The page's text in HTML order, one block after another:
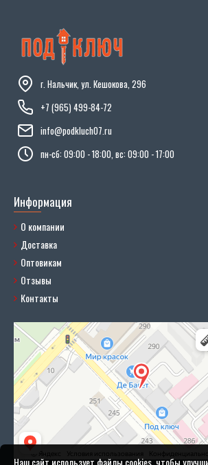
г. Нальчик, ул. Кешокова, 296
+7 (965) 499-84-72
info@podkluch07.ru
пн-сб: 09:00 - 18:00, вс: 09:00 - 17:00
Информация
О компании
Доставка
Оптовикам
Отзывы
Контакты
Наш сайт использует файлы cookies, чтобы